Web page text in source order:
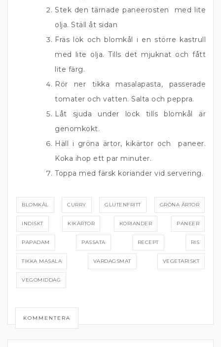
Stek den tärnade paneerosten med lite
olja. Ställ åt sidan
Fräs lök och blomkål i en större kastrull
med lite olja. Tills det mjuknat och fått
lite färg.
Rör ner tikka masalapasta, passerade
tomater och vatten. Salta och peppra.
Låt sjuda under lock tills blomkål är
genomkokt.
Häll i gröna ärtor, kikärtor och paneer.
Koka ihop ett par minuter.
Toppa med färsk koriander vid servering.
BLOMKÅL CURRY GLUTENFRITT GRÖNA ÄRTOR
INDISKT KIKÄRTOR KORIANDER PANEER
PAPADAM PASSATA RECEPT RIS
TIKKA MASALA VARDAGSMAT VEGETARISKT
VEGOMIDDAG
KOMMENTERA